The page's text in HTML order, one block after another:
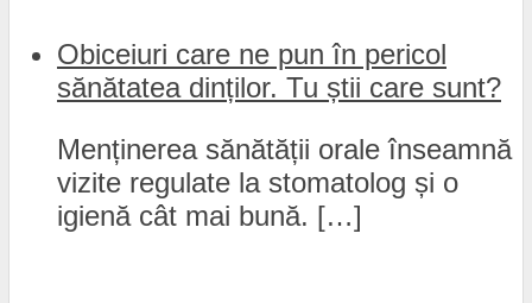
Obiceiuri care ne pun în pericol
sănătatea dinților. Tu știi care sunt?
Menținerea sănătății orale înseamnă
vizite regulate la stomatolog și o
igienă cât mai bună. […]